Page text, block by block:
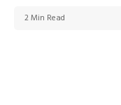
2 Min Read